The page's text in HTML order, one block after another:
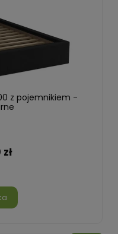
z pojemnikiem -